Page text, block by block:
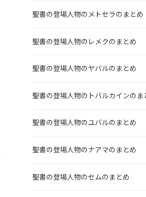
聖書の登場人物のメトセラのまとめ
聖書の登場人物のレメクのまとめ
聖書の登場人物のヤバルのまとめ
聖書の登場人物のトバルカインのま
聖書の登場人物のユバルのまとめ
聖書の登場人物のナアマのまとめ
聖書の登場人物のセムのまとめ